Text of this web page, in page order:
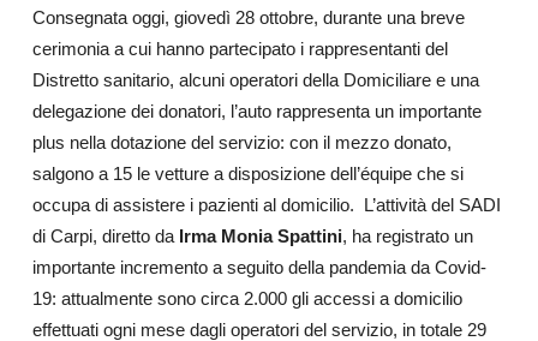
Consegnata oggi, giovedì 28 ottobre, durante una breve
cerimonia a cui hanno partecipato i rappresentanti del
Distretto sanitario, alcuni operatori della Domiciliare e una
delegazione dei donatori, l’auto rappresenta un importante
plus nella dotazione del servizio: con il mezzo donato,
salgono a 15 le vetture a disposizione dell’équipe che si
occupa di assistere i pazienti al domicilio. L’attività del SADI
di Carpi, diretto daIrma Monia Spattini, ha registrato un
importante incremento a seguito della pandemia da Covid-
19: attualmente sono circa 2.000 gli accessi a domicilio
effettuati ogni mese dagli operatori del servizio, in totale 29